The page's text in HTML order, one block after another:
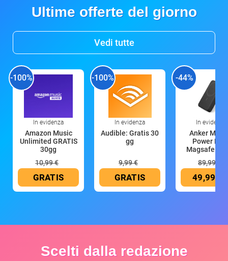
Ultime offerte del giorno
Vedi tutte
-100%
In evidenza
Amazon Music
Unlimited GRATIS
30gg
10,99 €
GRATIS
-100%
In evidenza
Audible: Gratis 30
gg
9,99 €
GRATIS
-44%
In evidenza
Anker
Power
Magsafe
89,99 €
49,99 €
Scelti dalla redazione